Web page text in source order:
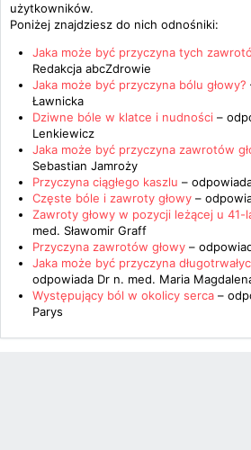
użytkowników.
Poniżej znajdziesz do nich odnośniki:
Jaka może być przyczyna tych
Redakcja abcZdrowie
Jaka może być przyczyna bólu głowy?
Ławnicka
Dziwne bóle w klatce i nudności –
Lenkiewicz
Jaka może być przyczyna zawrotów
Sebastian Jamroży
Przyczyna ciągłego kaszlu –
Częste bóle i zawroty głowy –
Zawroty głowy w pozycji leżącej u 41-
med. Sławomir Graff
Przyczyna zawrotów głowy –
Jaka może być przyczyna
odpowiada Dr n. med. Maria
Występujący ból w okolicy serca –
Parys